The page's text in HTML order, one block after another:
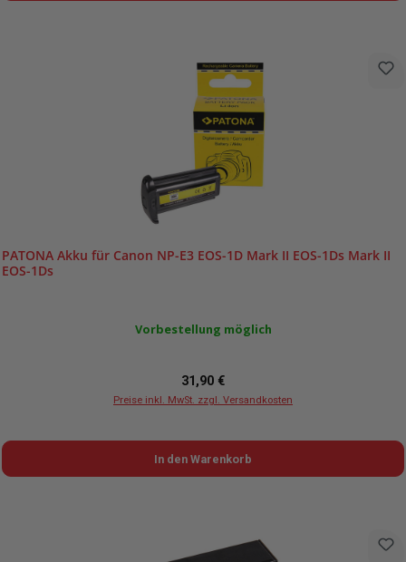
PATONA Akku für Canon NP-E3 EOS-1D Mark II EOS-1Ds Mark II
EOS-1Ds
Vorbestellung möglich
Regulärer Preis:
31,90 €
Preise inkl. MwSt. zzgl. Versandkosten
In den Warenkorb